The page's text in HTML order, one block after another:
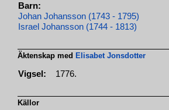
Barn:
Johan Johansson (1743 - 1795)
Israel Johansson (1744 - 1813)
Äktenskap med Elisabet Jonsdotter
Vigsel: 1776.
Källor